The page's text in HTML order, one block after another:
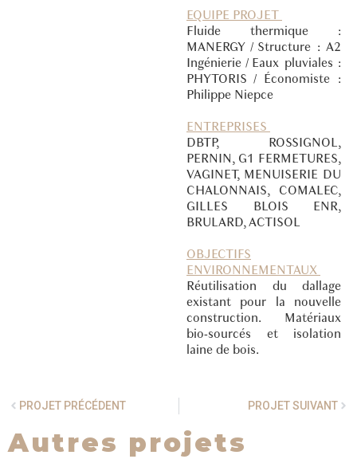
EQUIPE PROJET
Fluide thermique :
MANERGY / Structure : A2
Ingénierie / Eaux pluviales :
PHYTORIS / Économiste :
Philippe Niepce
ENTREPRISES
DBTP, ROSSIGNOL,
PERNIN, G1 FERMETURES,
VAGINET, MENUISERIE DU
CHALONNAIS, COMALEC,
GILLES BLOIS ENR,
BRULARD, ACTISOL
OBJECTIFS
ENVIRONNEMENTAUX
Réutilisation du dallage
existant pour la nouvelle
construction. Matériaux
bio-sourcés et isolation
laine de bois.
PROJET PRÉCÉDENT PROJET SUIVANT
Autres projets